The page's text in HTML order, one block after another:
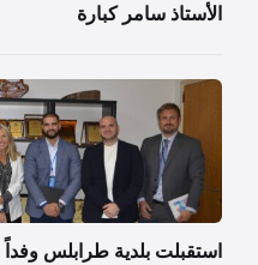
الأستاذ سامر كبارة
استقبلت بلدية طرابلس وفداً